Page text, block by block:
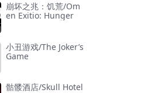
崩坏之兆：饥荒/Om
en Exitio: Hunger
小丑游戏/The Joker’s
Game
骷髅酒店/Skull Hotel